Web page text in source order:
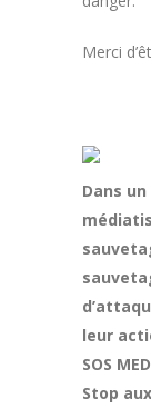
Merci
Dans
leur
SOS
Stop